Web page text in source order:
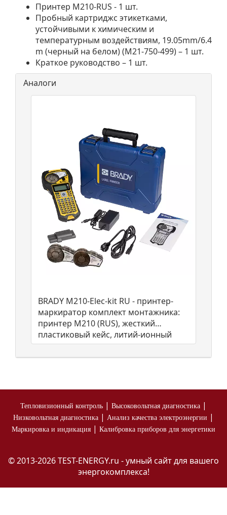
Принтер M210-RUS - 1 шт.
Пробный картриджс этикетками,
устойчивыми к химическим и
температурным воздействиям, 19.05mm/6.4
m (черный на белом) (M21-750-499) – 1 шт.
Краткое руководство – 1 шт.
Аналоги
BRADY M210-Elec-kit RU - принтер-
маркиратор комплект монтажника:
принтер M210 (RUS), жесткий
пластиковый кейс, литий-ионный
аккумулятор, шнур питания,
картриджи M
Тепловизионный контроль | Высоковольтная диагностика |
Низковольтная диагностика | Анализ качества электроэнергии |
Маркировка и индикация | Калибровка приборов для энергетики
© 2013-2026 TEST-ENERGY.ru - умный сайт для вашего
энергокомплекса!